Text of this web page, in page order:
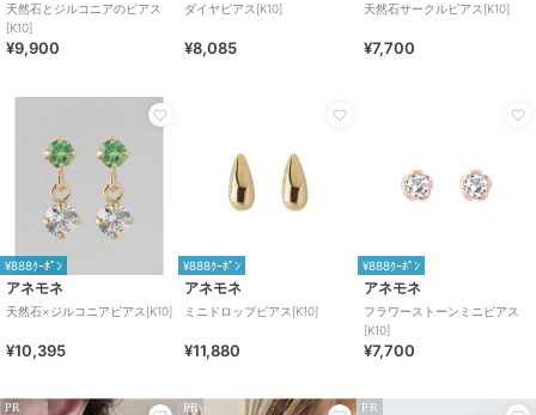
天然石とジルコニアのピアス
[K10]
¥9,900
ダイヤピアス[K10]
¥8,085
天然石サークルピアス[K10]
¥7,700
¥888ｸｰﾎﾟﾝ
アネモネ
天然石×ジルコニアピアス[K10]
¥10,395
¥888ｸｰﾎﾟﾝ
アネモネ
ミニドロップピアス[K10]
¥11,880
¥888ｸｰﾎﾟﾝ
アネモネ
フラワーストーンミニピアス
[K10]
¥7,700
PR PR PR